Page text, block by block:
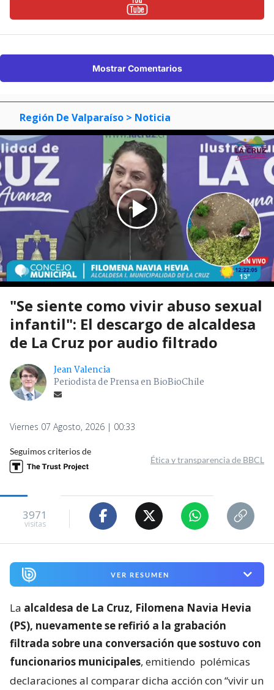
Mostrar Comentarios
Región De Valparaíso > Noticia
"Se siente como vivir abuso sexual
infantil": El descargo de alcaldesa
de La Cruz por audio filtrado
Jean Valencia
Periodista de Prensa en BioBioChile
Viernes 07 Agosto, 2026 | 00:33
Seguimos criterios de
Ética y transparencia de BBCL
3971
visitas
VER RESUMEN
La alcaldesa de La Cruz, Filomena Navia Hevia
(PS), nuevamente se refirió a la grabación
filtrada sobre una conversación que sostuvo con
funcionarios municipales, emitiendo polémicas
declaraciones al comparar dicha acción con “vivir un